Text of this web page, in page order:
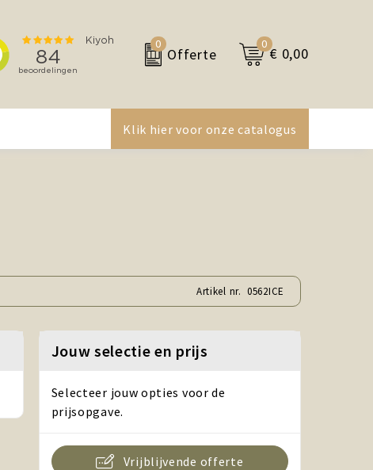
0
Offerte
0
€ 0,00
Klik hier voor onze catalogus
Artikel nr.0562ICE
Jouw selectie en prijs
Selecteer jouw opties voor de
prijsopgave.
Vrijblijvende offerte